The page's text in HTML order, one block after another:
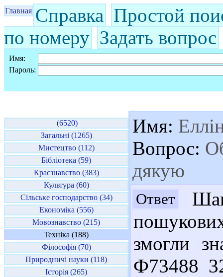
Главная Справка Простой
по номеру Задать вопрос
Имя:
Пароль:
(6520)
Загальні (1265)
Мистецтво (112)
Бібліотека (59)
Краєзнавство (383)
Культура (60)
Сільське господарство (34)
Економіка (556)
Мовознавство (215)
Техніка (188)
Філософія (70)
Природничі науки (118)
Історія (265)
Имя:
Вопрос:
дякую
Ответ
змогли
Ф73488